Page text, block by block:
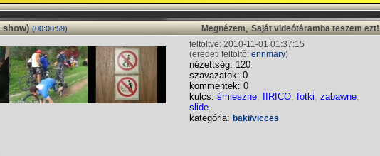
show) (00:00:59) Megnézem,Saját videótáramba teszem ezt!
feltöltve: 2010-11-01 01:37:15
(eredeti feltöltő: ennmary)
nézettség: 120
szavazatok: 0
kommentek: 0
kulcs: śmieszne, IIRICO, fotki, zabawne,
slide,
kategória: baki/vicces